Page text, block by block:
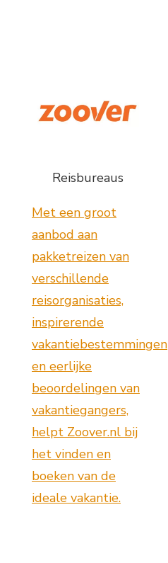
Reisbureaus
Met een groot
aanbod aan
pakketreizen van
verschillende
reisorganisaties,
inspirerende
vakantiebestemmingen
en eerlijke
beoordelingen van
vakantiegangers,
helpt Zoover.nl bij
het vinden en
boeken van de
ideale vakantie.